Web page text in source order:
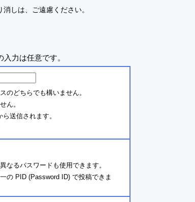
しは、ご遠慮ください。
力は任意です。
のどちらでも構いません。
ん。
送信されます。
なるパスワードも使用できます。
の PID (Password ID) で投稿できま